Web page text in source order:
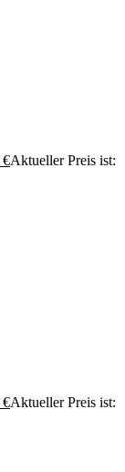
€Aktueller Preis ist:
€Aktueller Preis ist: